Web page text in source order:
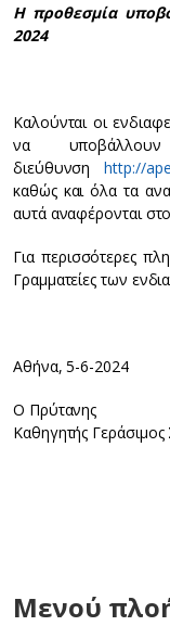
Η προθεσμία
2024
Καλούνται οι
να υποβάλλουν
διεύθυνσηhttp://
καθώς και όλα τα
αυτά αναφέρονται
Για περισσότερες
Γραμματείες των
Αθήνα, 5-6-2024
Ο Πρύτανης
Καθηγητής Γεράσιμος
Μενού